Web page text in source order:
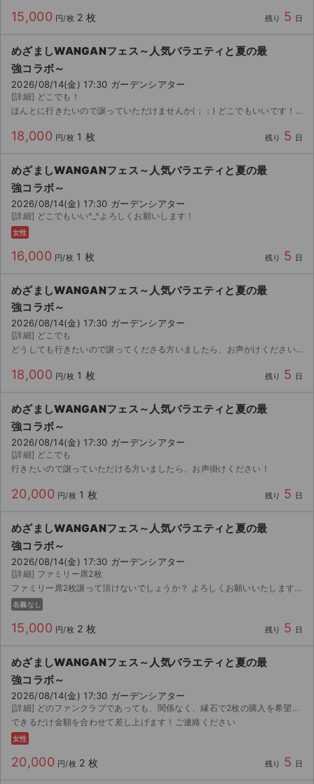
15,000 円/枚 2 枚 残り 5 日
めざましWANGANフェス～人気バラエティと夏の最
強コラボ～
2026/08/14(金) 17:30 ガーデンシアター
[詳細] どこでも！
ほんとに行きたいので譲っていただけませんか(；；) どこでもいいです！！
18,000 円/枚 1 枚 残り 5 日
めざましWANGANフェス～人気バラエティと夏の最
強コラボ～
2026/08/14(金) 17:30 ガーデンシアター
[詳細] どこでもいい^_^よろしくお願いします！
女性
16,000 円/枚 1 枚 残り 5 日
めざましWANGANフェス～人気バラエティと夏の最
強コラボ～
2026/08/14(金) 17:30 ガーデンシアター
[詳細] どこでも
どうしても行きたいので譲ってくださる方いましたら、お声がけください。
18,000 円/枚 1 枚 残り 5 日
めざましWANGANフェス～人気バラエティと夏の最
強コラボ～
2026/08/14(金) 17:30 ガーデンシアター
[詳細] どこでも
行きたいので譲っていただける方いましたら、お声掛けください！
20,000 円/枚 1 枚 残り 5 日
めざましWANGANフェス～人気バラエティと夏の最
強コラボ～
2026/08/14(金) 17:30 ガーデンシアター
[詳細] ファミリー席2枚
ファミリー席2枚譲って頂けないでしょうか？ よろしくお願いいたします。
名義なし
15,000 円/枚 2 枚 残り 5 日
めざましWANGANフェス～人気バラエティと夏の最
強コラボ～
2026/08/14(金) 17:30 ガーデンシアター
[詳細] どのファンクラブであっても、関係なく、縁石で2枚の購入を希望いたします。現場でチケットをくださる方がいらっしゃいましたら、ご連絡ください。
できるだけ金額を合わせて差し上げます！ご連絡ください
女性
20,000 円/枚 2 枚 残り 5 日